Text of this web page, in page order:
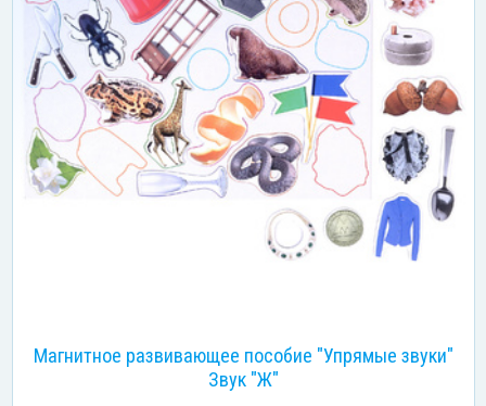
Магнитное развивающее пособие "Упрямые звуки"
Звук "Ж"